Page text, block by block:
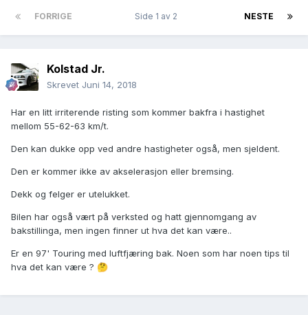
FORRIGE NESTE
Side 1 av 2
Kolstad Jr.
Skrevet Juni 14, 2018
Har en litt irriterende risting som kommer bakfra i hastighet
mellom 55-62-63 km/t.
Den kan dukke opp ved andre hastigheter også, men sjeldent.
Den er kommer ikke av akselerasjon eller bremsing.
Dekk og felger er utelukket.
Bilen har også vært på verksted og hatt gjennomgang av
bakstillinga, men ingen finner ut hva det kan være..
Er en 97' Touring med luftfjæring bak. Noen som har noen tips til
hva det kan være ? 🤔